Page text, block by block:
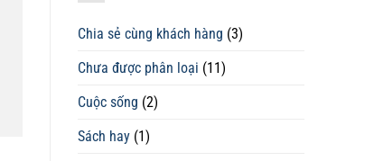
Chia sẻ cùng khách hàng (3)
Chưa được phân loại (11)
Cuộc sống (2)
Sách hay(1)